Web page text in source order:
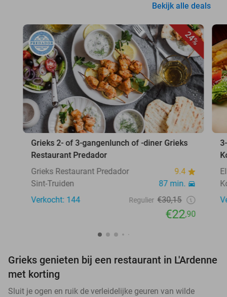
Bekijk alle deals
24%
Grieks 2- of 3-gangenlunch of -diner Grieks
Restaurant Predador
Grieks Restaurant Predador
9.4
Sint-Truiden
87 min.
Verkocht: 144
Regulier €30,15
€22,90
Grieks genieten bij een restaurant in L'Ardenne
met korting
Sluit je ogen en ruik de verleidelijke geuren van wilde